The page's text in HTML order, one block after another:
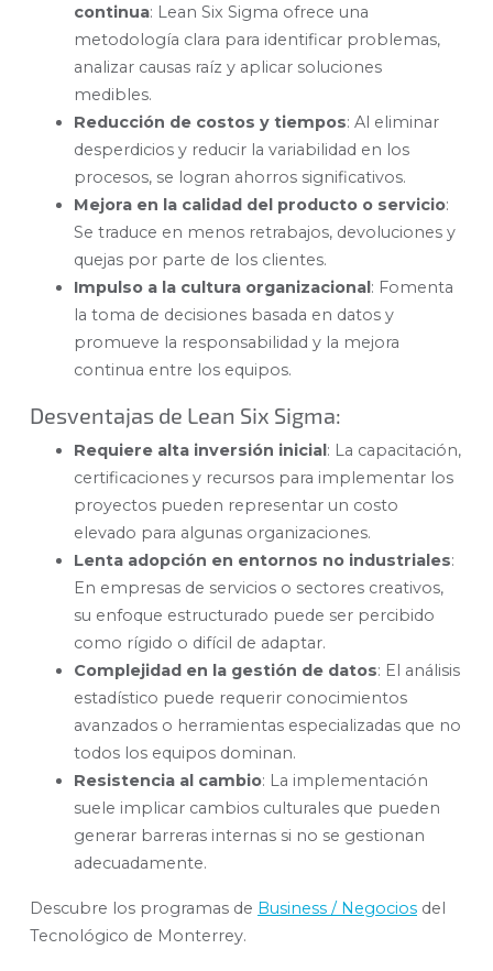
continua: Lean Six Sigma ofrece una
metodología clara para identificar problemas,
analizar causas raíz y aplicar soluciones
medibles.
Reducción de costos y tiempos: Al eliminar
desperdicios y reducir la variabilidad en los
procesos, se logran ahorros significativos.
Mejora en la calidad del producto o servicio:
Se traduce en menos retrabajos, devoluciones y
quejas por parte de los clientes.
Impulso a la cultura organizacional: Fomenta
la toma de decisiones basada en datos y
promueve la responsabilidad y la mejora
continua entre los equipos.
Desventajas de Lean Six Sigma:
Requiere alta inversión inicial: La capacitación,
certificaciones y recursos para implementar los
proyectos pueden representar un costo
elevado para algunas organizaciones.
Lenta adopción en entornos no industriales:
En empresas de servicios o sectores creativos,
su enfoque estructurado puede ser percibido
como rígido o difícil de adaptar.
Complejidad en la gestión de datos: El análisis
estadístico puede requerir conocimientos
avanzados o herramientas especializadas que no
todos los equipos dominan.
Resistencia al cambio: La implementación
suele implicar cambios culturales que pueden
generar barreras internas si no se gestionan
adecuadamente.
Descubre los programas de Business / Negocios del
Tecnológico de Monterrey.